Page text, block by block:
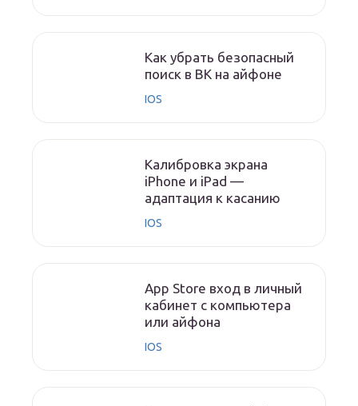
Как убрать безопасный
поиск в ВК на айфоне
IOS
Калибровка экрана
iPhone и iPad —
адаптация к касанию
IOS
App Store вход в личный
кабинет с компьютера
или айфона
IOS